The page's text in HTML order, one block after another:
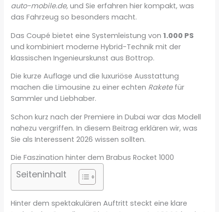
auto-mobile.de, und Sie erfahren hier kompakt, was
das Fahrzeug so besonders macht.
Das Coupé bietet eine Systemleistung von1.000 PS
und kombiniert moderne Hybrid-Technik mit der
klassischen Ingenieurskunst aus Bottrop.
Die kurze Auflage und die luxuriöse Ausstattung
machen die Limousine zu einer echten Raketefür
Sammler und Liebhaber.
Schon kurz nach der Premiere in Dubai war das Modell
nahezu vergriffen. In diesem Beitrag erklären wir, was
Sie als Interessent 2026 wissen sollten.
Die Faszination hinter dem Brabus Rocket 1000
Seiteninhalt
Hinter dem spektakulären Auftritt steckt eine klare